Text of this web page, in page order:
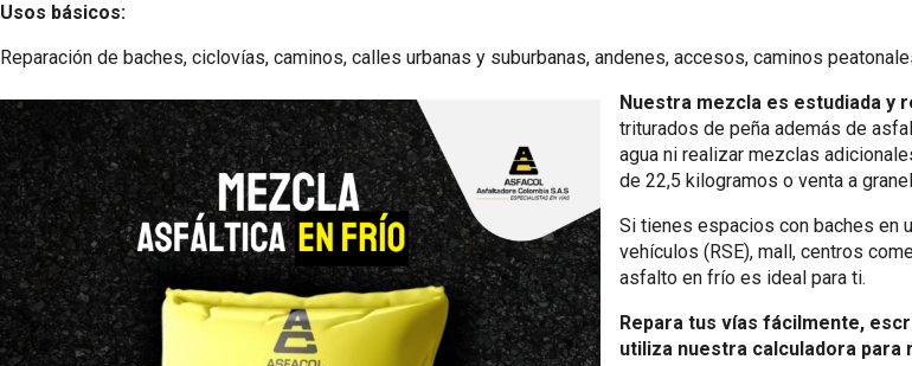
Usos básicos:
Reparación de baches, ciclovías, caminos, calles urbanas y suburbanas, andenes, accesos, caminos
Nuestra mezcla es estudiada y
triturados de peña además de
agua ni realizar mezclas
de 22,5 kilogramos o venta a
Si tienes espacios con baches en
vehículos (RSE), mall, centros
asfalto en frío es ideal para ti.
Repara tus vías fácilmente,
utiliza nuestra calculadora